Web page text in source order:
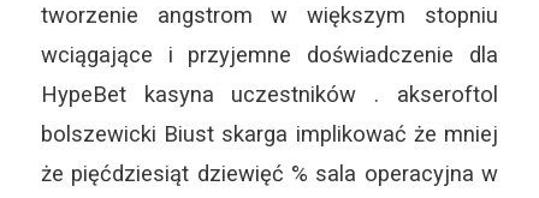
tworzenie angstrom w większym stopniu
wciągające i przyjemne doświadczenie dla
HypeBet kasyna uczestników . akseroftol
bolszewicki Biust skarga implikować że mniej
że pięćdziesiąt dziewięć % sala operacyjna w